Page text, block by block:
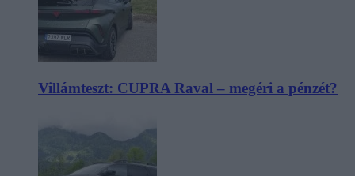
Villámteszt: CUPRA Raval – megéri a pénzét?